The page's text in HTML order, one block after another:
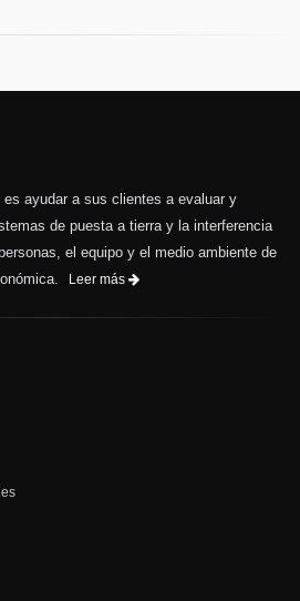
ayudar a sus clientes a evaluar y
de puesta a tierra y la interferencia
el equipo y el medio ambiente de
Leer más